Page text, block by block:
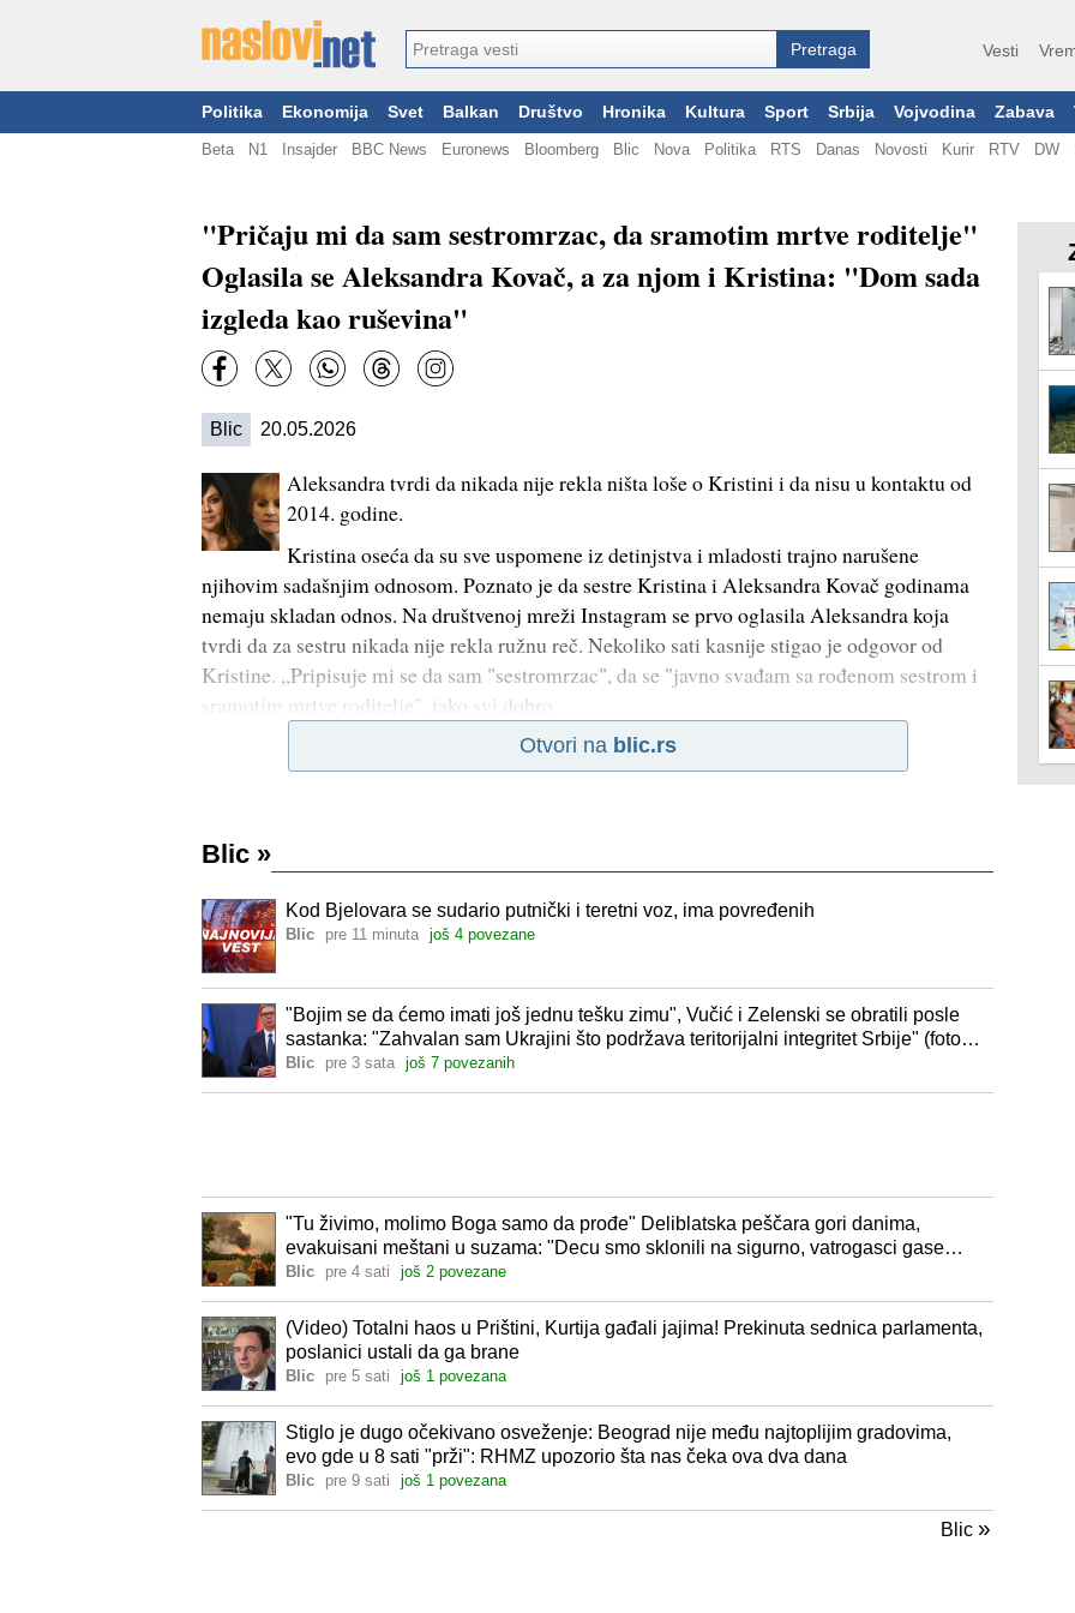
Vesti
Politika Ekonomija Svet Balkan Društvo Hronika Kultura Sport Srbija Vojvodina Zabava
Beta N1 Insajder BBC News Euronews Bloomberg Blic Nova Politika RTS Danas Novosti Kurir RTV DW
"Pričaju mi da sam sestromrzac, da sramotim mrtve roditelje"
Oglasila se Aleksandra Kovač, a za njom i Kristina: "Dom sada
izgleda kao ruševina"
Blic 20.05.2026
Aleksandra tvrdi da nikada nije rekla ništa loše o Kristini i da nisu u kontaktu od
2014. godine.
Kristina oseća da su sve uspomene iz detinjstva i mladosti trajno narušene
njihovim sadašnjim odnosom. Poznato je da sestre Kristina i Aleksandra Kovač godinama
nemaju skladan odnos. Na društvenoj mreži Instagram se prvo oglasila Aleksandra koja
tvrdi da za sestru nikada nije rekla ružnu reč. Nekoliko sati kasnije stigao je odgovor od
Kristine. „Pripisuje mi se da sam "sestromrzac", da se "javno svađam sa rođenom sestrom i
sramotim mrtve roditelje", iako svi dobro
Otvori na blic.rs
Blic »
Kod Bjelovara se sudario putnički i teretni voz, ima povređenih
Blic pre 11 minuta još 4 povezane
"Bojim se da ćemo imati još jednu tešku zimu", Vučić i Zelenski se obratili posle
sastanka: "Zahvalan sam Ukrajini što podržava teritorijalni integritet Srbije" (foto,
video)
Blic pre 3 sata još 7 povezanih
"Tu živimo, molimo Boga samo da prođe" Deliblatska peščara gori danima,
evakuisani meštani u suzama: "Decu smo sklonili na sigurno, vatrogasci gase
požar više od 30 sati"
Blic pre 4 sati još 2 povezane
(Video) Totalni haos u Prištini, Kurtija gađali jajima! Prekinuta sednica parlamenta,
poslanici ustali da ga brane
Blic pre 5 sati još 1 povezana
Stiglo je dugo očekivano osveženje: Beograd nije među najtoplijim gradovima,
evo gde u 8 sati "prži": RHMZ upozorio šta nas čeka ova dva dana
Blic pre 9 sati još 1 povezana
Blic »